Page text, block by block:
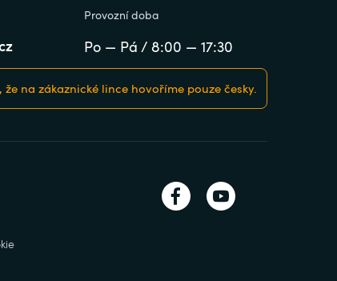
Provozní doba
Po — Pá / 8:00 — 17:30
že na zákaznické lince hovoříme pouze česky.